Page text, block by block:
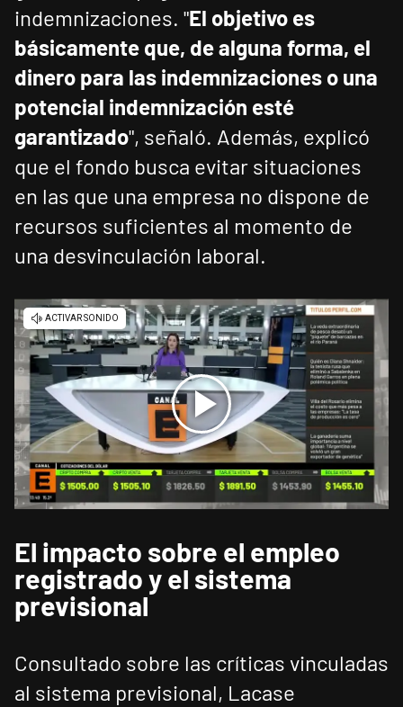
indemnizaciones. "El objetivo es
básicamente que, de alguna forma, el
dinero para las indemnizaciones o una
potencial indemnización esté
garantizado", señaló. Además, explicó
que el fondo busca evitar situaciones
en las que una empresa no dispone de
recursos suficientes al momento de
una desvinculación laboral.
El impacto sobre el empleo
registrado y el sistema
previsional
Consultado sobre las críticas vinculadas
al sistema previsional, Lacase